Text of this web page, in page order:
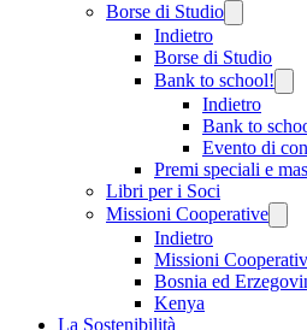
Borse di Studio
Indietro
Borse di Studio
Bank to school!
Indietro
Bank to
Evento di
Premi speciali e
Libri per i Soci
Missioni Cooperative
Indietro
Missioni
Bosnia ed
Kenya
La Sostenibilità